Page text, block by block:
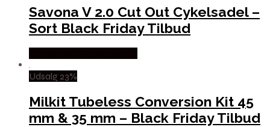
Savona V 2.0 Cut Out Cykelsadel –
Sort Black Friday Tilbud
Udsalg 23%
Milkit Tubeless Conversion Kit 45
mm & 35 mm – Black Friday Tilbud